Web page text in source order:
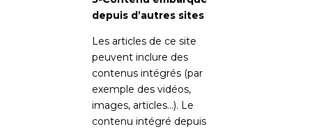
depuis d’autres sites
Les articles de ce site
peuvent inclure des
contenus intégrés (par
exemple des vidéos,
images, articles…). Le
contenu intégré depuis